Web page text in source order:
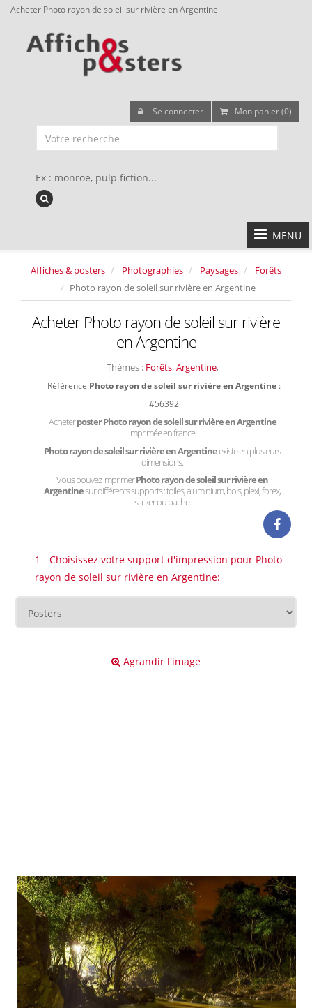
Acheter Photo rayon de soleil sur rivière en Argentine
Se connecter Mon panier (0)
Ex : monroe, pulp fiction...
MENU
Affiches & posters Photographies Paysages
Forêts
Photo rayon de soleil sur rivière en Argentine
Acheter Photo rayon de soleil sur rivière
en Argentine
Thèmes : Forêts, Argentine,
Référence Photo rayon de soleil sur rivière en Argentine :
#56392
Acheterposter Photo rayon de soleil sur rivière en Argentine
imprimée en france.
Photo rayon de soleil sur rivière en Argentineexiste en plusieurs
dimensions.
Vous pouvez imprimerPhoto rayon de soleil sur rivière en
Argentinesur différents supports : toiles, aluminium, bois, plexi, forex,
sticker ou bache.
1 - Choisissez votre support d'impression pour Photo
rayon de soleil sur rivière en Argentine:
Agrandir l'image